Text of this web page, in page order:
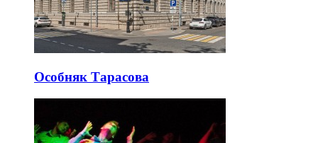
Особняк Тарасова